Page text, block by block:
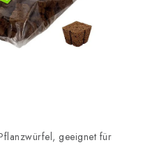
geeignet für